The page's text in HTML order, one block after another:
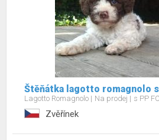
Štěňátka lagotto romagnolo
Lagotto Romagnolo Na prodej s PP
Zvěřínek